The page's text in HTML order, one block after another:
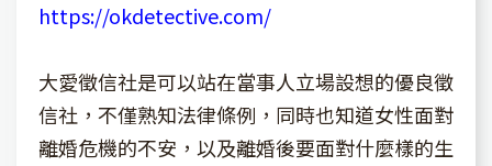
https://okdetective.com/
大愛徵信社是可以站在當事人立場設想的優良徵
信社，不僅熟知法律條例，同時也知道女性面對
離婚危機的不安，以及離婚後要面對什麼樣的生